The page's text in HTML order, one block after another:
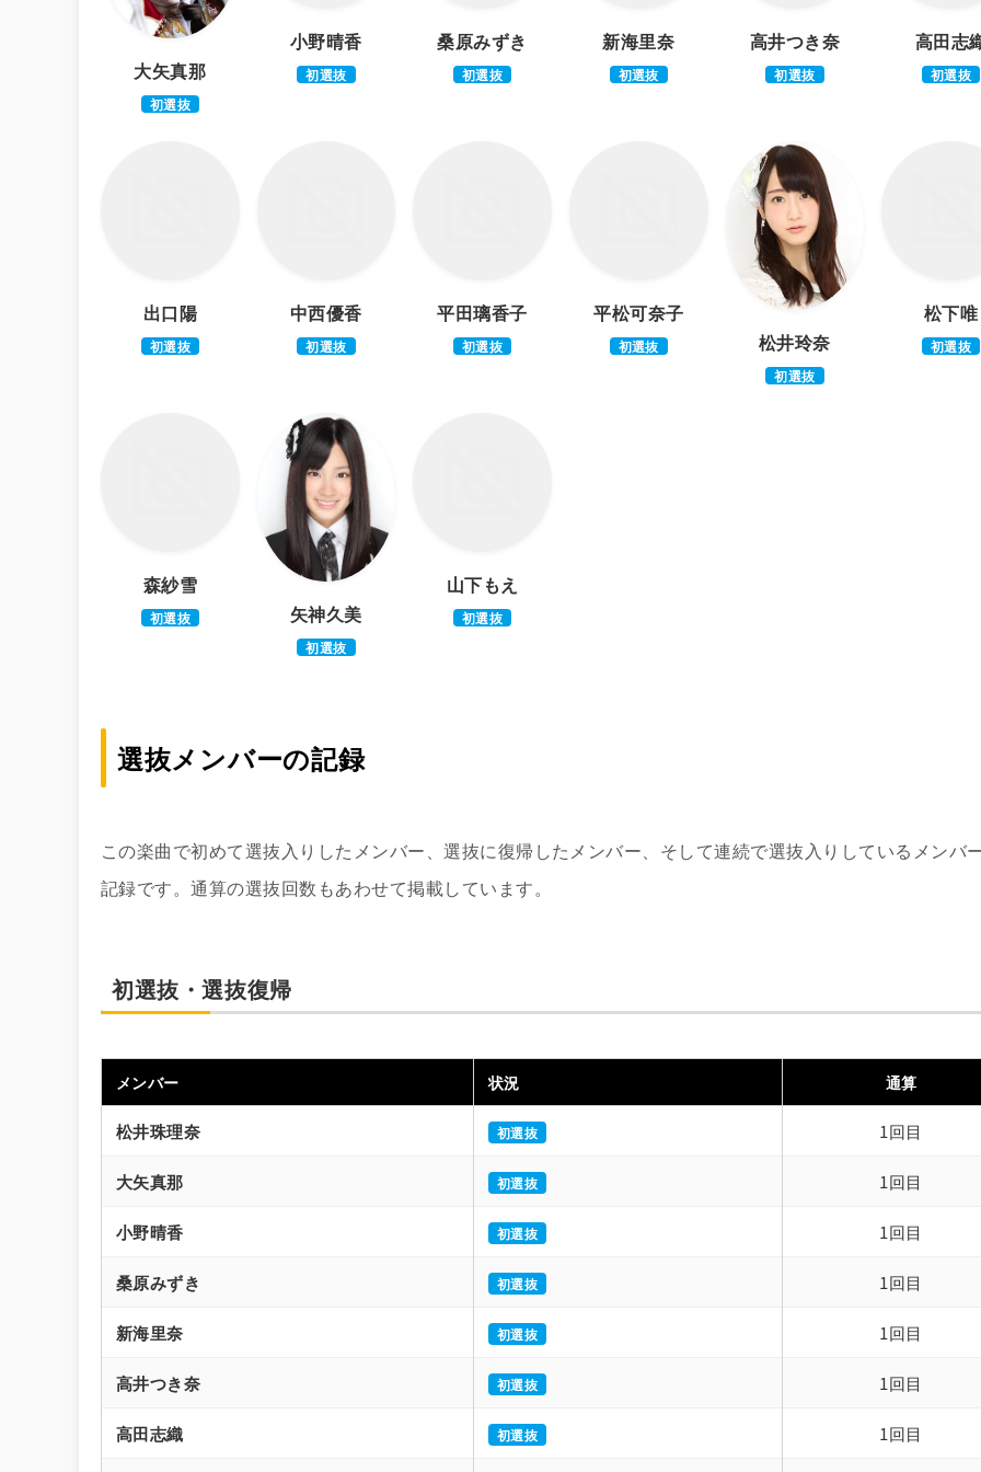
大矢真那
初選抜
小野晴香
初選抜
桑原みずき
初選抜
新海里奈
初選抜
高井つき奈
初選抜
高田志
初選抜
出口陽
初選抜
中西優香
初選抜
平田璃香子
初選抜
平松可奈子
初選抜 松井玲奈
初選抜
松下唯
初選抜
森紗雪
初選抜 矢神久美
初選抜
山下もえ
初選抜
選抜メンバーの記録
この楽曲で初めて選抜入りしたメンバー、選抜に復帰したメンバー、そして連続で選抜入りしているメンバ
記録です。通算の選抜回数もあわせて掲載しています。
初選抜・選抜復帰
メンバー 状況 通算
松井珠理奈 初選抜 1回目
大矢真那 初選抜 1回目
小野晴香 初選抜 1回目
桑原みずき 初選抜 1回目
新海里奈 初選抜 1回目
高井つき奈 初選抜 1回目
高田志織 初選抜 1回目